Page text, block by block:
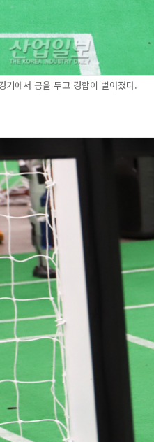
기에서 공을 두고 경합이 벌어졌다.